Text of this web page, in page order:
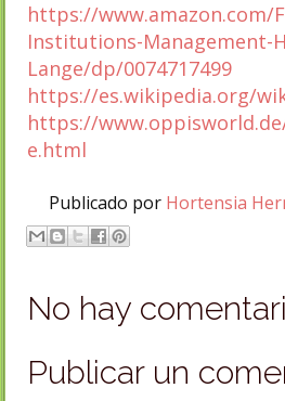
https://www.amazon.com/
Institutions-Management-
Lange/dp/0074717499
https://es.wikipedia.org/
https://
e.html
Publicado por Hortensia
No hay
Publicar un